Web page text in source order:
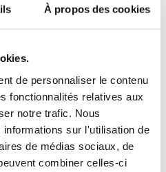
À propos des cookies
de personnaliser le contenu
fonctionnalités relatives aux
notre trafic. Nous
informations sur l'utilisation de
de médias sociaux, de
combiner celles-ci
» – 18 et 19 Décembre
un concert lyrique flûte-
», avec Sylvie Monot
Caroline Schmid
autour d’un florilège de